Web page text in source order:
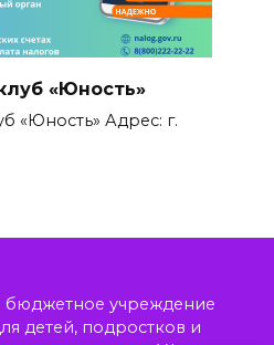
«Юность»
«Юность» Адрес: г.
бюджетное учреждение
детей, подростков и